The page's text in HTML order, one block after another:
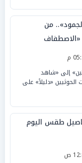
من
«الاصطفاف
صفرية»
إلى «شاهد
«دليلاً» على
طقس اليوم